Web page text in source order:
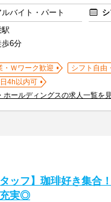
ルバイト・パート
駅
歩6分
・Ｗワーク歓迎
シフト自由
4h以内可
ホールディングスの求人一覧を
ッフ】珈琲好き集合
充実◎